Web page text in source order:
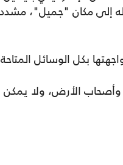
إلى مكان "جميل"،
بكل الوسائل
الأرض، ولا يمكن